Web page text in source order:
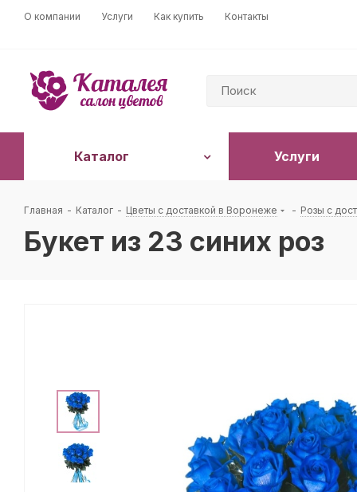
О компании Услуги Как купить Контакты
Каталог Услуги
Главная - Каталог - Цветы с доставкой в Воронеже - Розы с
Букет из 23 синих роз